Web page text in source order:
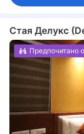
Стая Делукс
Предпочитано